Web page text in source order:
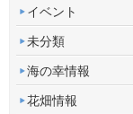
イベント
未分類
海の幸情報
花畑情報